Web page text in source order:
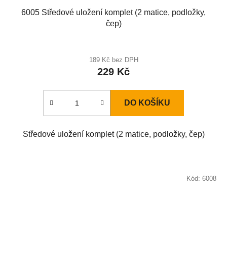
6005 Středové uložení komplet (2 matice, podložky,
čep)
189 Kč bez DPH
229 Kč
DO KOŠÍKU
Středové uložení komplet (2 matice, podložky, čep)
Kód: 6008